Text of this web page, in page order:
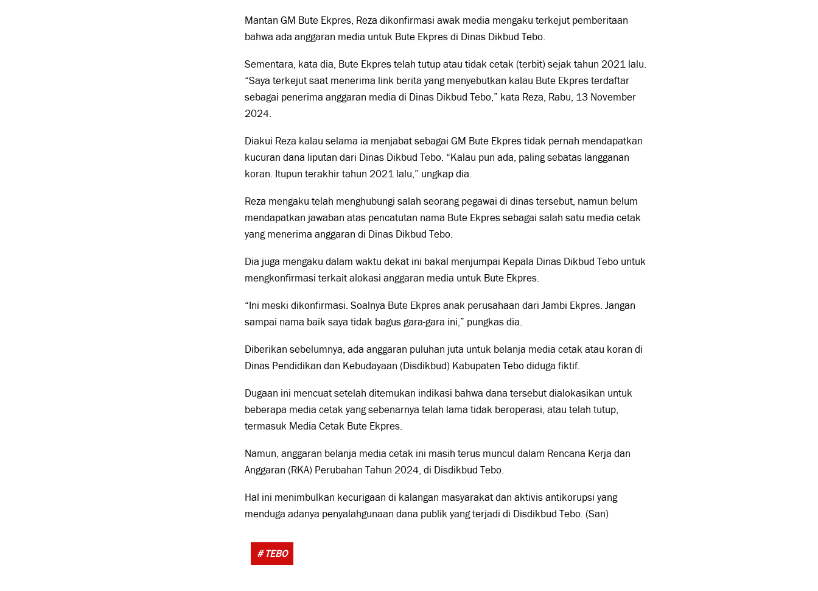
Mantan GM Bute Ekpres, Reza dikonfirmasi awak media mengaku terkejut pemberitaan
bahwa ada anggaran media untuk Bute Ekpres di Dinas Dikbud Tebo.
Sementara, kata dia, Bute Ekpres telah tutup atau tidak cetak (terbit) sejak tahun 2021 lalu.
“Saya terkejut saat menerima link berita yang menyebutkan kalau Bute Ekpres terdaftar
sebagai penerima anggaran media di Dinas Dikbud Tebo,” kata Reza, Rabu, 13 November
2024.
Diakui Reza kalau selama ia menjabat sebagai GM Bute Ekpres tidak pernah mendapatkan
kucuran dana liputan dari Dinas Dikbud Tebo. “Kalau pun ada, paling sebatas langganan
koran. Itupun terakhir tahun 2021 lalu,” ungkap dia.
Reza mengaku telah menghubungi salah seorang pegawai di dinas tersebut, namun belum
mendapatkan jawaban atas pencatutan nama Bute Ekpres sebagai salah satu media cetak
yang menerima anggaran di Dinas Dikbud Tebo.
Dia juga mengaku dalam waktu dekat ini bakal menjumpai Kepala Dinas Dikbud Tebo untuk
mengkonfirmasi terkait alokasi anggaran media untuk Bute Ekpres.
“Ini meski dikonfirmasi. Soalnya Bute Ekpres anak perusahaan dari Jambi Ekpres. Jangan
sampai nama baik saya tidak bagus gara-gara ini,” pungkas dia.
Diberikan sebelumnya, ada anggaran puluhan juta untuk belanja media cetak atau koran di
Dinas Pendidikan dan Kebudayaan (Disdikbud) Kabupaten Tebo diduga fiktif.
Dugaan ini mencuat setelah ditemukan indikasi bahwa dana tersebut dialokasikan untuk
beberapa media cetak yang sebenarnya telah lama tidak beroperasi, atau telah tutup,
termasuk Media Cetak Bute Ekpres.
Namun, anggaran belanja media cetak ini masih terus muncul dalam Rencana Kerja dan
Anggaran (RKA) Perubahan Tahun 2024, di Disdikbud Tebo.
Hal ini menimbulkan kecurigaan di kalangan masyarakat dan aktivis antikorupsi yang
menduga adanya penyalahgunaan dana publik yang terjadi di Disdikbud Tebo. (San)
# TEBO